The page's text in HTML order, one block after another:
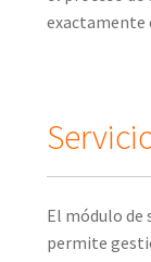
exactamente
El módulo de
permite